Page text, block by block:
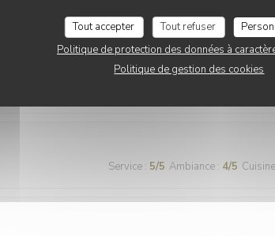
Tout accepter Tout refuser
Politique de protection des données à
Politique de gestion des cookies
Service: 5/5 Ambiance:5 /5 Cuisine
Sur cette jolie petite place. Mention spéciale à
Service : 5/5 Ambiance : 4/5 Cuisine